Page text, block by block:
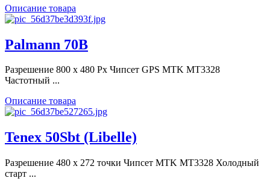
Описание товара
Palmann 70B
Разрешение 800 х 480 Px Чипсет GPS MTK MT3328
Частотный ...
Описание товара
Tenex 50Sbt (Libelle)
Разрешение 480 х 272 точки Чипсет MTK MT3328 Холодный
старт ...